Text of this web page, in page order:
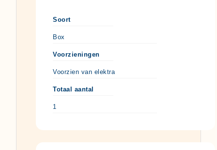
Soort
Box
Voorzieningen
Voorzien van elektra
Totaal aantal
1